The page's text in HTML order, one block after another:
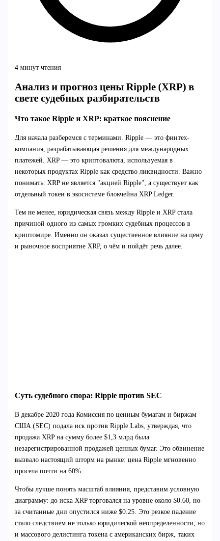
4 минут чтения
Анализ и прогноз цены Ripple (XRP) в
свете судебных разбирательств
Что такое Ripple и XRP: краткое пояснение
Для начала разберемся с терминами. Ripple — это финтех-
компания, разрабатывающая решения для международных
платежей. XRP — это криптовалюта, используемая в
некоторых продуктах Ripple как средство ликвидности. Важно
понимать: XRP не является "акцией Ripple", а существует как
отдельный токен в экосистеме блокчейна XRP Ledger.
Тем не менее, юридическая связь между Ripple и XRP стала
причиной одного из самых громких судебных процессов в
криптомире. Именно он оказал существенное влияние на цену
и рыночное восприятие XRP, о чём и пойдёт речь далее.
Суть судебного спора: Ripple против SEC
В декабре 2020 года Комиссия по ценным бумагам и биржам
США (SEC) подала иск против Ripple Labs, утверждая, что
продажа XRP на сумму более $1,3 млрд была
незарегистрированной продажей ценных бумаг. Это обвинение
вызвало настоящий шторм на рынке: цена Ripple мгновенно
просела почти на 60%.
Чтобы лучше понять масштаб влияния, представим условную
диаграмму: до иска XRP торговался на уровне около $0.60, но
за считанные дни опустился ниже $0.25. Это резкое падение
стало следствием не только юридической неопределенности, но
и массового делистинга токена с американских бирж, таких